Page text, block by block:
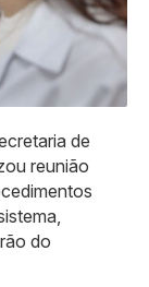
de
reunião
do